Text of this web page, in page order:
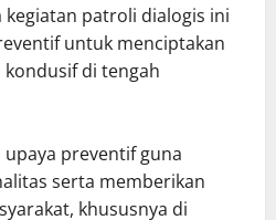
patroli dialogis ini
untuk menciptakan
di tengah
preventif guna
serta memberikan
khususnya di